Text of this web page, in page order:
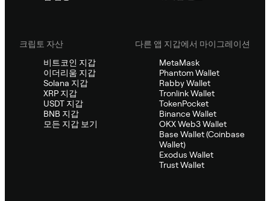
크립토 자산
비트코인 지갑
이더리움 지갑
Solana 지갑
XRP 지갑
USDT 지갑
BNB 지갑
모든 지갑 보기
다른 앱 지갑에서 마이그레이션
MetaMask
Phantom Wallet
Rabby Wallet
Tronlink Wallet
TokenPocket
Binance Wallet
OKX Web3 Wallet
Base Wallet (Coinbase
Wallet)
Exodus Wallet
Trust Wallet